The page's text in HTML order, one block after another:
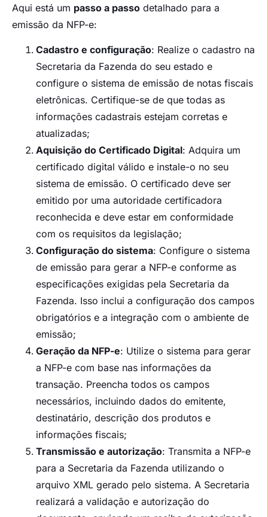
Aqui está um passo a passo detalhado para a
emissão da NFP-e:
Cadastro e configuração: Realize o cadastro na
Secretaria da Fazenda do seu estado e
configure o sistema de emissão de notas fiscais
eletrônicas. Certifique-se de que todas as
informações cadastrais estejam corretas e
atualizadas;
Aquisição do Certificado Digital: Adquira um
certificado digital válido e instale-o no seu
sistema de emissão. O certificado deve ser
emitido por uma autoridade certificadora
reconhecida e deve estar em conformidade
com os requisitos da legislação;
Configuração do sistema: Configure o sistema
de emissão para gerar a NFP-e conforme as
especificações exigidas pela Secretaria da
Fazenda. Isso inclui a configuração dos campos
obrigatórios e a integração com o ambiente de
emissão;
Geração da NFP-e: Utilize o sistema para gerar
a NFP-e com base nas informações da
transação. Preencha todos os campos
necessários, incluindo dados do emitente,
destinatário, descrição dos produtos e
informações fiscais;
Transmissão e autorização: Transmita a NFP-e
para a Secretaria da Fazenda utilizando o
arquivo XML gerado pelo sistema. A Secretaria
realizará a validação e autorização do